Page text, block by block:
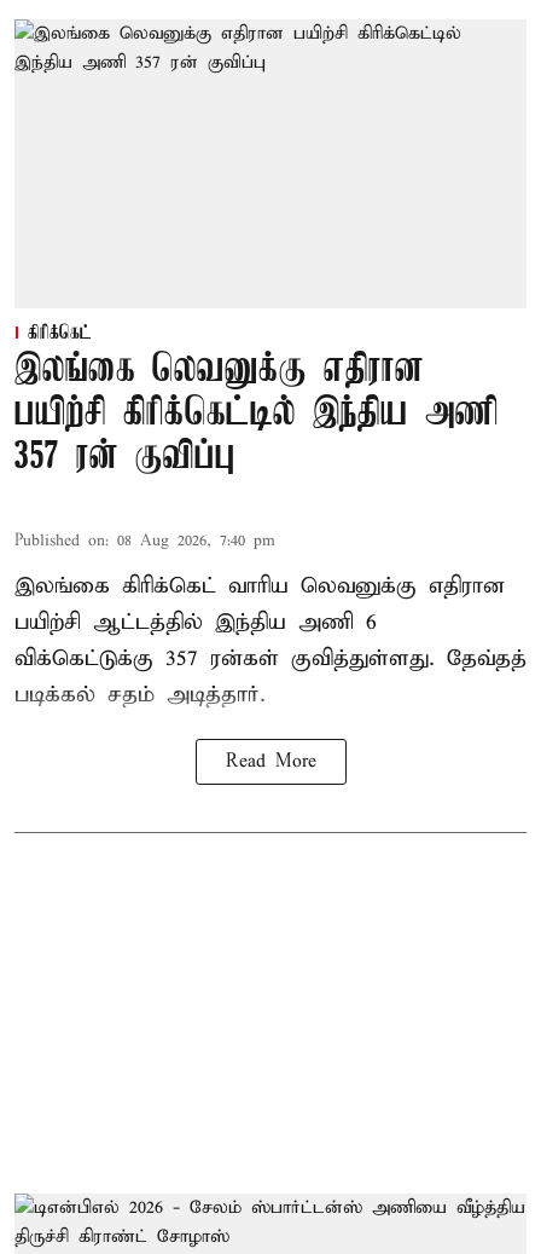
கிரிக்கெட்
இலங்கை லெவனுக்கு எதிரான
பயிற்சி கிரிக்கெட்டில் இந்திய அணி
357 ரன் குவிப்பு
Published on: 08 Aug 2026, 7:40 pm
இலங்கை கிரிக்கெட் வாரிய லெவனுக்கு எதிரான
பயிற்சி ஆட்டத்தில் இந்திய அணி 6
விக்கெட்டுக்கு 357 ரன்கள் குவித்துள்ளது. தேவ்தத்
படிக்கல் சதம் அடித்தார்.
Read More